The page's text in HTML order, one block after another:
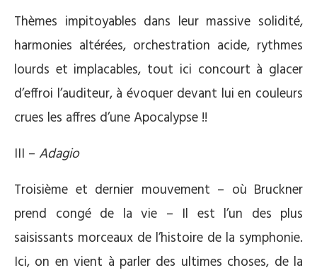
Thèmes impitoyables dans leur massive solidité,
harmonies altérées, orchestration acide, rythmes
lourds et implacables, tout ici concourt à glacer
d’effroi l’auditeur, à évoquer devant lui en couleurs
crues les affres d’une Apocalypse !!
III – Adagio
Troisième et dernier mouvement – où Bruckner
prend congé de la vie – Il est l’un des plus
saisissants morceaux de l’histoire de la symphonie.
Ici, on en vient à parler des ultimes choses, de la